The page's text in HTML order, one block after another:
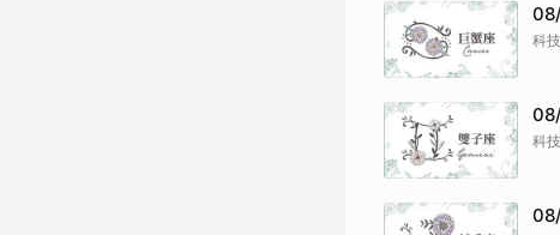
科
科